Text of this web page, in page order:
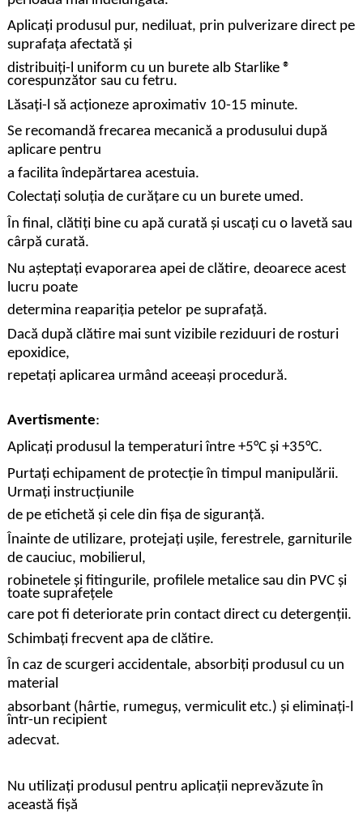
Aplicați produsul pur, nediluat, prin pulverizare direct pe
suprafața afectată și
distribuiți-l uniform cu un burete alb Starlike ®
corespunzător sau cu fetru.
Lăsați-l să acționeze aproximativ 10-15 minute.
Se recomandă frecarea mecanică a produsului după
aplicare pentru
a facilita îndepărtarea acestuia.
Colectați soluția de curățare cu un burete umed.
În final, clătiți bine cu apă curată și uscați cu o lavetă sau
cârpă curată.
Nu așteptați evaporarea apei de clătire, deoarece acest
lucru poate
determina reapariția petelor pe suprafață.
Dacă după clătire mai sunt vizibile reziduuri de rosturi
epoxidice,
repetați aplicarea urmând aceeași procedură.
Avertismente:
Aplicați produsul la temperaturi între +5°C și +35°C.
Purtați echipament de protecție în timpul manipulării.
Urmați instrucțiunile
de pe etichetă și cele din fișa de siguranță.
Înainte de utilizare, protejați ușile, ferestrele, garniturile
de cauciuc, mobilierul,
robinetele și fitingurile, profilele metalice sau din PVC și
toate suprafețele
care pot fi deteriorate prin contact direct cu detergenții.
Schimbați frecvent apa de clătire.
În caz de scurgeri accidentale, absorbiți produsul cu un
material
absorbant (hârtie, rumeguș, vermiculit etc.) și eliminați-l
într-un recipient
adecvat.
Nu utilizați produsul pentru aplicații neprevăzute în
această fișă